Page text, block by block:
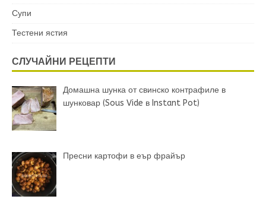
Супи
Тестени ястия
СЛУЧАЙНИ РЕЦЕПТИ
Домашна шунка от свинско контрафиле в
шунковар (Sous Vide в Instant Pot)
Пресни картофи в еър фрайър